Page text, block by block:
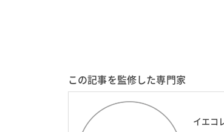
この記事を監修した専門家
イエコ